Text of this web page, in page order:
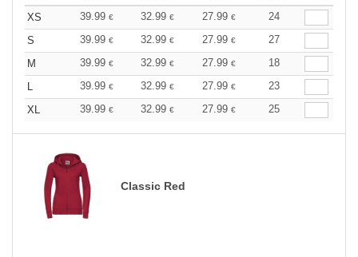
XS 39.99 € 32.99 € 27.99 €
24
S
39.99 € 32.99 € 27.99 €
27
M
39.99 € 32.99 € 27.99 €
18
L
39.99 € 32.99 € 27.99 €
23
XL
39.99 € 32.99 € 27.99 € 25
Classic Red